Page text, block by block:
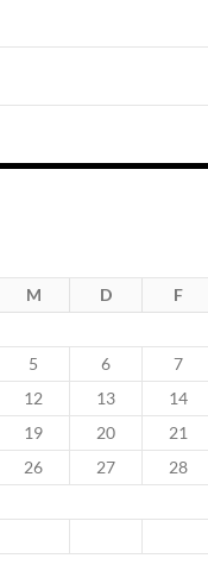
M D F
5 6 7
12 13 14
19 20 21
26 27 28